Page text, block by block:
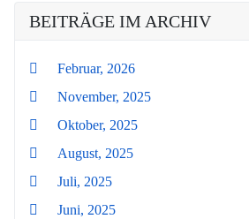
BEITRÄGE IM ARCHIV
Februar, 2026
November, 2025
Oktober, 2025
August, 2025
Juli, 2025
Juni, 2025